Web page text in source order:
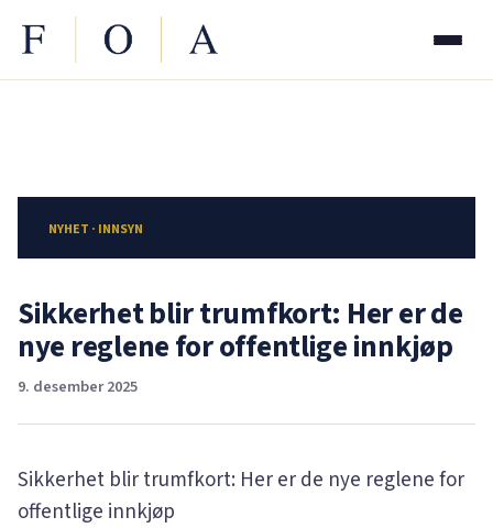
NYHET · INNSYN
Sikkerhet blir trumfkort: Her er de
nye reglene for offentlige innkjøp
9. desember 2025
Sikkerhet blir trumfkort: Her er de nye reglene for
offentlige innkjøp